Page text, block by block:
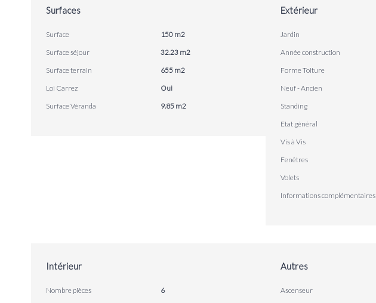
Surfaces
Surface
150 m2
Surface séjour
32.23 m2
Surface terrain
655 m2
Loi Carrez
Oui
Surface Véranda
9.85 m2
Extérieur
Jardin
Année construction
Forme Toiture
Neuf - Ancien
Standing
Etat général
Vis à Vis
Fenêtres
Volets
Informations complémentaires
Intérieur
Nombre pièces
6
Autres
Ascenseur